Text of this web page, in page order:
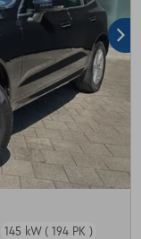
145 kW ( 194 PK )